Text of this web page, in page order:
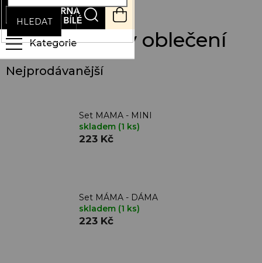
Přejít
obsah
HLEDAT
NÁKUPNÍ
KOŠÍK
Rodinné sety oblečení
Nejprodávanější
Set MAMA - MINI
skladem (1 ks)
223 Kč
Set MÁMA - DÁMA
skladem (1 ks)
223 Kč